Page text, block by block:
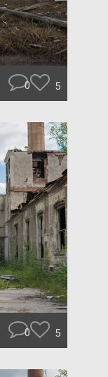
0 5
0 5